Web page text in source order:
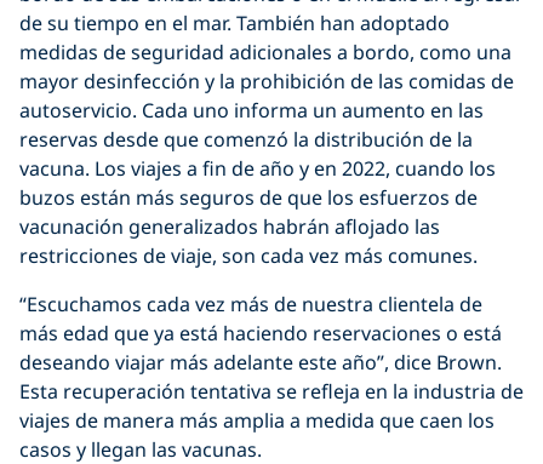
de su tiempo en el mar. También han adoptado
medidas de seguridad adicionales a bordo, como una
mayor desinfección y la prohibición de las comidas de
autoservicio. Cada uno informa un aumento en las
reservas desde que comenzó la distribución de la
vacuna. Los viajes a fin de año y en 2022, cuando los
buzos están más seguros de que los esfuerzos de
vacunación generalizados habrán aflojado las
restricciones de viaje, son cada vez más comunes.
“Escuchamos cada vez más de nuestra clientela de
más edad que ya está haciendo reservaciones o está
deseando viajar más adelante este año”, dice Brown.
Esta recuperación tentativa se refleja en la industria de
viajes de manera más amplia a medida que caen los
casos y llegan las vacunas.